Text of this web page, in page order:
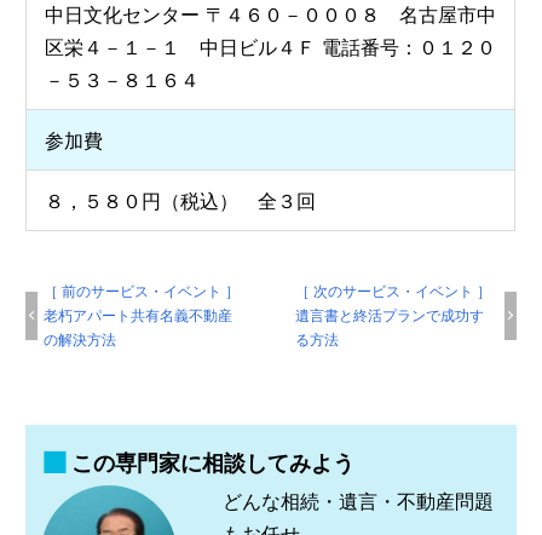
中日文化センター 〒４６０－０００８ 名古屋市中
区栄４－１－１ 中日ビル４Ｆ 電話番号：０１２０
－５３－８１６４
参加費
８，５８０円（税込） 全３回
［ 前のサービス・イベント ］
老朽アパート共有名義不動産
の解決方法
［ 次のサービス・イベント ］
遺言書と終活プランで成功す
る方法
この専門家に相談してみよう
どんな相続・遺言・不動産問題